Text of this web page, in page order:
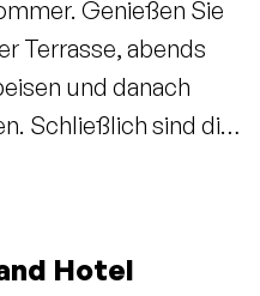
Genießen Sie
Terrasse, abends
und danach
Schließlich sind die
endet.
Hotel